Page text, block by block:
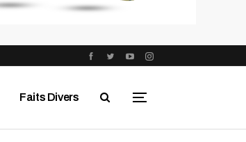
Faits Divers